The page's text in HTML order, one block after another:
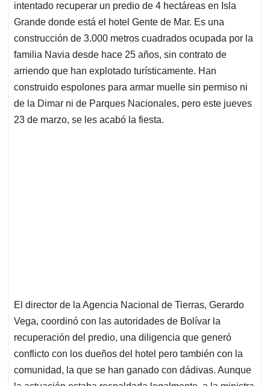
A
p
p
o
o
k
d
I
n
d
s
intentado recuperar un predio de 4 hectáreas en Isla
Grande donde está el hotel Gente de Mar. Es una
construcción de 3.000 metros cuadrados ocupada por la
familia Navia desde hace 25 años, sin contrato de
arriendo que han explotado turísticamente. Han
construido espolones para armar muelle sin permiso ni
de la Dimar ni de Parques Nacionales, pero este jueves
23 de marzo, se les acabó la fiesta.
El director de la Agencia Nacional de Tierras, Gerardo
Vega, coordinó con las autoridades de Bolívar la
recuperación del predio, una diligencia que generó
conflicto con los dueños del hotel pero también con la
comunidad, la que se han ganado con dádivas. Aunque